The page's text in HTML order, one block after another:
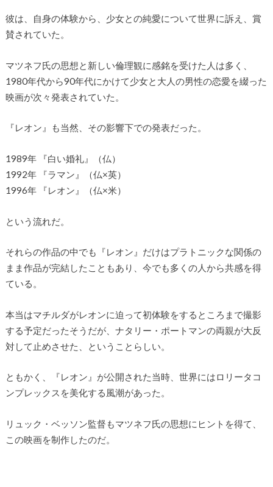
彼は、自身の体験から、少女との純愛について世界に訴え、賞
賛されていた。
マツネフ氏の思想と新しい倫理観に感銘を受けた人は多く、
1980年代から90年代にかけて少女と大人の男性の恋愛を綴った
映画が次々発表されていた。
『レオン』も当然、その影響下での発表だった。
1989年 『白い婚礼』（仏）
1992年 『ラマン』（仏×英）
1996年 『レオン』（仏×米）
という流れだ。
それらの作品の中でも『レオン』だけはプラトニックな関係の
まま作品が完結したこともあり、今でも多くの人から共感を得
ている。
本当はマチルダがレオンに迫って初体験をするところまで撮影
する予定だったそうだが、ナタリー・ポートマンの両親が大反
対して止めさせた、ということらしい。
ともかく、『レオン』が公開された当時、世界にはロリータコ
ンプレックスを美化する風潮があった。
リュック・ベッソン監督もマツネフ氏の思想にヒントを得て、
この映画を制作したのだ。